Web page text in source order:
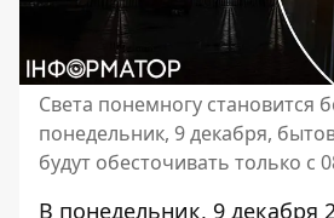
Света понемногу становится
понедельник, 9 декабря,
будут обесточивать только с
В понедельник, 9 декабря